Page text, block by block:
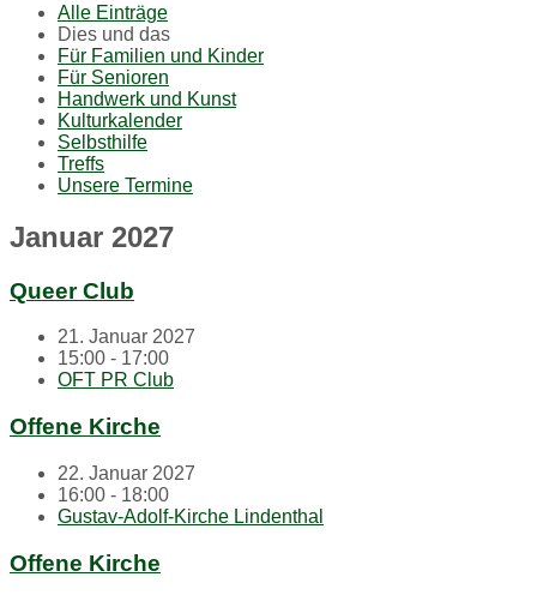
Alle Einträge
Dies und das
Für Familien und Kinder
Für Senioren
Handwerk und Kunst
Kulturkalender
Selbsthilfe
Treffs
Unsere Termine
Januar 2027
Queer Club
21. Januar 2027
15:00 - 17:00
OFT PR Club
Offene Kirche
22. Januar 2027
16:00 - 18:00
Gustav-Adolf-Kirche Lindenthal
Offene Kirche